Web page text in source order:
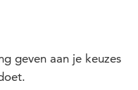
geven aan je keuzes